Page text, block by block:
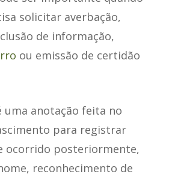
solicitar averbação,
de informação,
ou emissão de certidão
uma anotação feita no
para registrar
ocorrido posteriormente,
reconhecimento de